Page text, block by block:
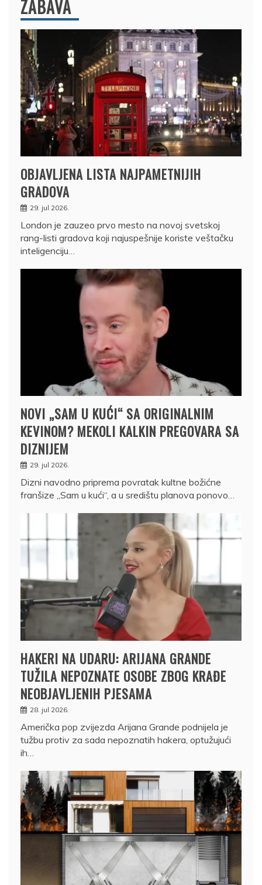
ZABAVA
OBJAVLJENA LISTA NAJPAMETNIJIH
GRADOVA
29. jul 2026.
London je zauzeo prvo mesto na novoj svetskoj
rang-listi gradova koji najuspešnije koriste veštačku
inteligenciju…
NOVI „SAM U KUĆI“ SA ORIGINALNIM
KEVINOM? MEKOLI KALKIN PREGOVARA SA
DIZNIJEM
29. jul 2026.
Dizni navodno priprema povratak kultne božićne
franšize „Sam u kući“, a u središtu planova ponovo…
HAKERI NA UDARU: ARIJANA GRANDE
TUŽILA NEPOZNATE OSOBE ZBOG KRAĐE
NEOBJAVLJENIH PJESAMA
28. jul 2026.
Američka pop zvijezda Arijana Grande podnijela je
tužbu protiv za sada nepoznatih hakera, optužujući
ih…